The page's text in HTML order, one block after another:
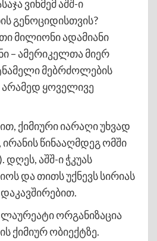
ვინმემ აშშ-ი
გენოციდისთვის?
მილიონი ადამიანი
– ამერიკელთა მიერ
მებრძოლების
არამედ ყოველივე
ქიმიური იარაღი უხვად
ირანის წინააღმდეგ ომში
დღეს, აშშ-ი ჭკუას
და თითს უქნევს სირიას
ორგანიზაცია
ქიმიურ ობიექტზე.